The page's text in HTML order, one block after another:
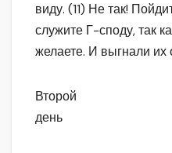
виду. (11) Не так!
служите Г-споду, так
желаете. И выгнали их
Второй
день